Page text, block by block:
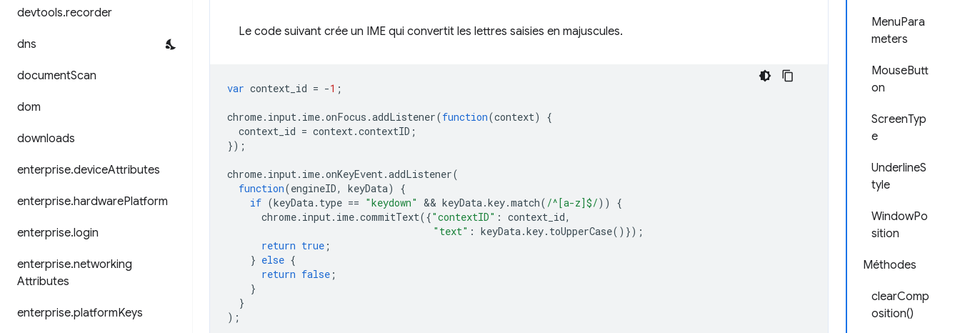
devtools.recorder
dns
documentScan
dom
downloads
enterprise.deviceAttributes
enterprise.hardwarePlatform
enterprise.login
enterprise.networking
Attributes
enterprise.platformKeys
MenuPara
meters
MouseButt
on
ScreenTyp
e
UnderlineS
tyle
WindowPo
sition
Méthodes
clearComp
osition()
Le code suivant crée un IME qui convertit les lettres saisies en majuscules.
var context_id = -1 ;
chrome. input. ime.onFocus .addListener(function(context)
{
context_id = context.contextID ;
});
chrome. input. ime.onKeyEvent.addListener(
function(engineID, keyData)
{
if (keyData. type == "keydown" && keyData.key.match( /^[a-z]$/))
{
chrome. input. ime.commitText({"contextID" : context_id,
"text" : keyData.key. toUpperCase()});
return true ;
} else {
return false ;
}
}
);